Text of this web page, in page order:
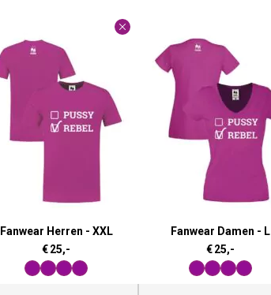
Fanwear Herren - XXL
€25,-
Fanwear Damen - L
€25,-